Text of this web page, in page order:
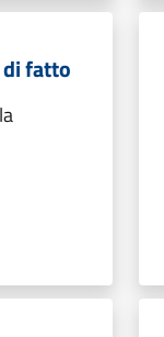
di fatto